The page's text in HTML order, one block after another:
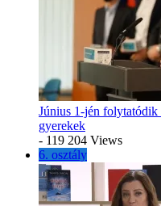
Június 1-jén folytatódik
gyerekek
- 119 204 Views
6. osztály